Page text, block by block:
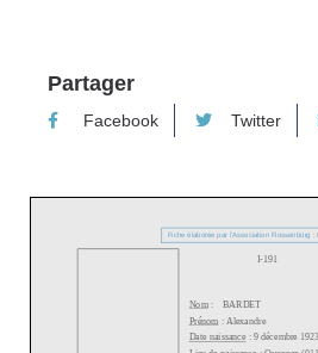
Partager
Facebook Twitter